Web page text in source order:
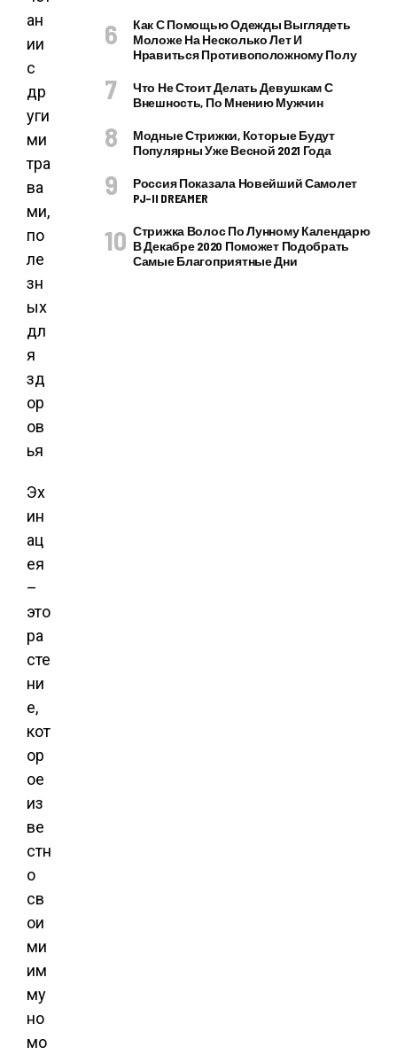
Эх
ин
ац
ея
–
это
ра
сте
ни
е,
кот
ор
ое
из
ве
стн
о
св
ои
ми
им
му
но
мо
Как С Помощью Одежды Выглядеть
Моложе На Несколько Лет И
Нравиться Противоположному Полу
Что Не Стоит Делать Девушкам С
Внешность, По Мнению Мужчин
Модные Стрижки, Которые Будут
Популярны Уже Весной 2021 Года
Россия Показала Новейший Самолет
PJ–II DREAMER
Стрижка Волос По Лунному Календарю
В Декабре 2020 Поможет Подобрать
Самые Благоприятные Дни